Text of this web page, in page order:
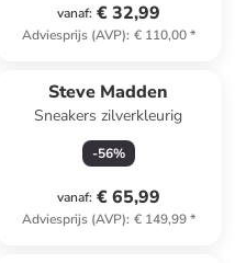
vanaf: € 32,99
Adviesprijs (AVP): € 110,00*
Steve Madden
Sneakers zilverkleurig
-56%
vanaf: € 65,99
Adviesprijs (AVP): € 149,99*